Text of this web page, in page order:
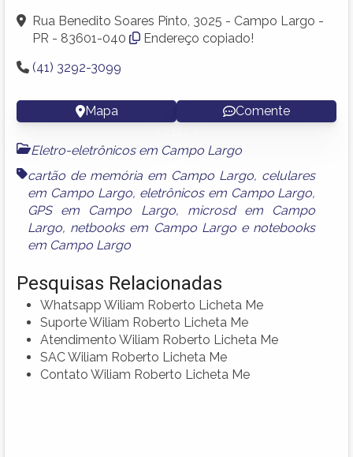
Rua Benedito Soares Pinto, 3025 - Campo Largo -
PR - 83601-040
Endereço copiado!
(41) 3292-3099
Mapa Comente
Eletro-eletrônicos em Campo Largo
cartão de memória em Campo Largo, celulares
em Campo Largo, eletrônicos em Campo Largo,
GPS em Campo Largo, microsd em Campo
Largo, netbooks em Campo Largoe notebooks
em Campo Largo
Pesquisas Relacionadas
Whatsapp Wiliam Roberto Licheta Me
Suporte Wiliam Roberto Licheta Me
Atendimento Wiliam Roberto Licheta Me
SAC Wiliam Roberto Licheta Me
Contato Wiliam Roberto Licheta Me